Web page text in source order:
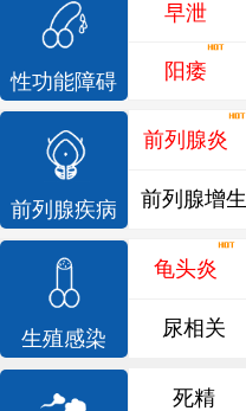
性功能障碍
早泄
阳痿
前列腺疾病
前列腺炎
前列腺增生
生殖感染
龟头炎
尿相关
死精